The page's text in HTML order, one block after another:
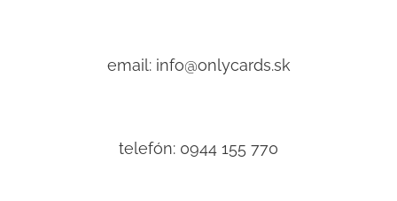
email: info@onlycards.sk
telefón: 0944 155 770